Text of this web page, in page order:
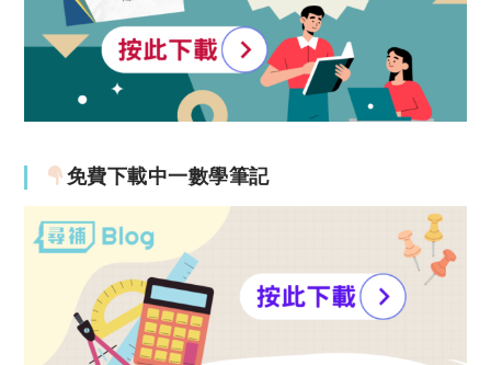
免費下載中一數學筆記